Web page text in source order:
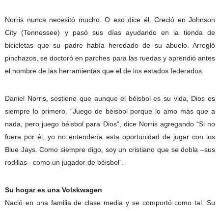
Norris nunca necesitó mucho. O eso dice él. Creció en Johnson
City (Tennessee) y pasó sus días ayudando en la tienda de
bicicletas que su padre había heredado de su abuelo. Arregló
pinchazos, se doctoró en parches para las ruedas y aprendió antes
el nombre de las herramientas que el de los estados federados.
Daniel Norris, sostiene que aunque el béisbol es su vida, Dios es
siempre lo primero. “Juego de béisbol porque lo amo más que a
nada, pero juego béisbol para Dios”, dice Norris agregando “Si no
fuera por él, yo no entendería esta oportunidad de jugar con los
Blue Jays. Como siempre digo, soy un cristiano que se dobla –sus
rodillas– como un jugador de béisbol”.
Su hogar es una Volskwagen
Nació en una familia de clase media y se comportó como tal. Su